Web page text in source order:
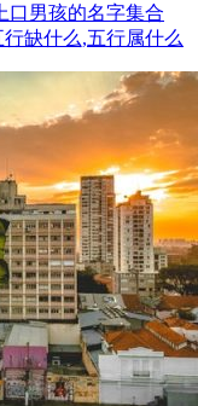
口男孩的名字集合
缺什么,五行属什么